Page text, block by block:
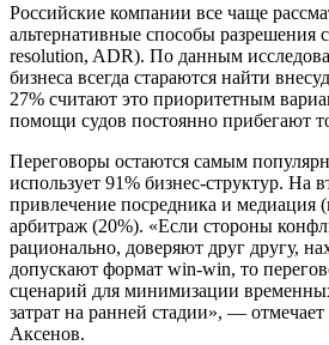
Российские компании все чаще
альтернативные способы разрешения
resolution, ADR). По данным
бизнеса всегда стараются найти
27% считают это приоритетным
помощи судов постоянно прибегают
Переговоры остаются самым
использует 91% бизнес-структур. На
привлечение посредника и медиация
арбитраж (20%). «Если стороны
рационально, доверяют друг другу,
допускают формат win-win, то
сценарий для минимизации
затрат на ранней стадии», — отмечает
Аксенов.